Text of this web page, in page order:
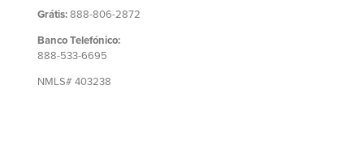
Grátis:888-806-2872
Banco Telefónico:
888-533-6695
NMLS# 403238